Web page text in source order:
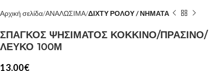
Αρχική σελίδα ΑΝΑΛΩΣΙΜΑ ΔΙΧΤΥ ΡΟΛΟΥ / ΝΗΜΑΤΑ
ΣΠΑΓΚΟΣ ΨΗΣΙΜΑΤΟΣ ΚΟΚΚΙΝΟ/ΠΡΑΣΙΝΟ/
ΛΕΥΚΟ 100Μ
13,00€